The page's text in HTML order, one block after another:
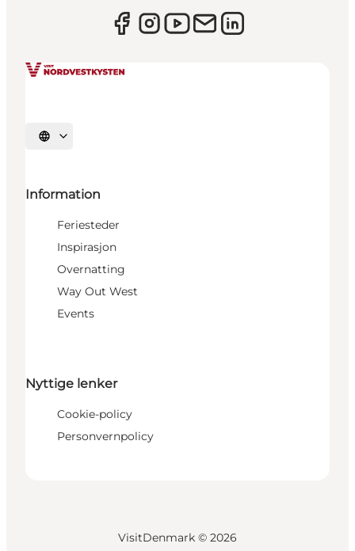
Velg språk
Information
Feriesteder
Inspirasjon
Overnatting
Way Out West
Events
Nyttige lenker
Cookie-policy
Personvernpolicy
VisitDenmark © 2026